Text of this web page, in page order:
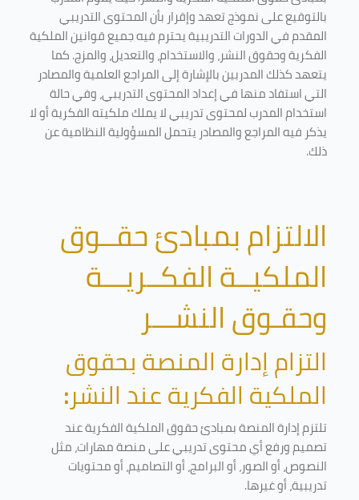
بالتوقيع على نموذج تعهد وإقرار بأن المحتوى التدريبي
المقدم في الدورات التدريبية يحترم فيه جميع قوانين الملكية
الفكرية وحقوق النشر، والاستخدام، والتعديل، والمزج. كما
يتعهد كذلك المدربين بالإشارة إلى المراجع العلمية والمصادر
التي استفاد منها في إعداد المحتوى التدريبي، وفي حالة
استخدام المدرب لمحتوى تدريبي لا يملك ملكيته الفكرية أو لا
يذكر فيه المراجع والمصادر يتحمل المسؤولية النظامية عن
ذلك.
الالتزام بمبادئ حقــوق
الملكيــة الفكــريـــة
وحقـوق النشـــر
التزام إدارة المنصة بحقوق
الملكية الفكرية عند النشر:
تلتزم إدارة المنصة بمبادئ حقوق الملكية الفكرية عند
تصميم ورفع أي محتوى تدريبي على منصة مهارات، مثل
النصوص، أو الصور، أو البرامج، أو التصاميم، أو محتويات
تدريبية، أو غيرها.